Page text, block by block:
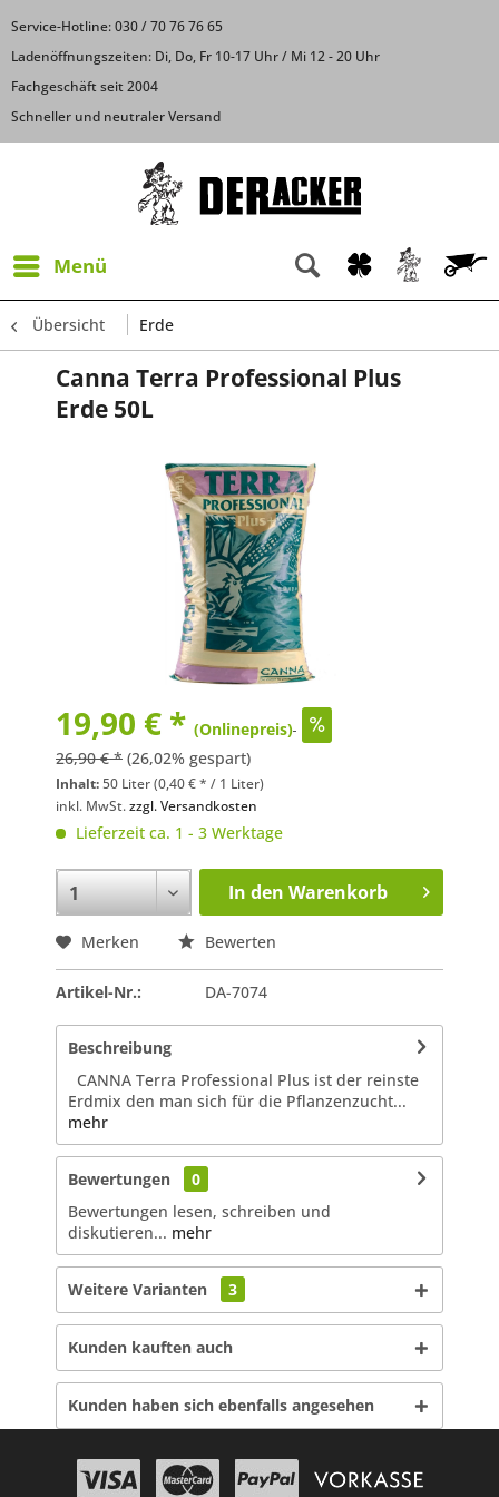
Service-Hotline: 030 / 70 76 76 65
Ladenöffnungszeiten: Di, Do, Fr 10-17 Uhr / Mi 12 - 20 Uhr
Fachgeschäft seit 2004
Schneller und neutraler Versand
Menü
Übersicht Erde
Canna Terra Professional Plus
Erde 50L
19,90 € * (Onlinepreis)
26,90 € * (26,02% gespart)
Inhalt:50 Liter (0,40 € * / 1 Liter)
inkl. MwSt.zzgl. Versandkosten
Lieferzeit ca. 1 - 3 Werktage
In den Warenkorb
Merken Bewerten
Artikel-Nr.: DA-7074
Beschreibung
CANNA Terra Professional Plus ist der reinste
Erdmix den man sich für die Pflanzenzucht...
mehr
Bewertungen
0
Bewertungen lesen, schreiben und
diskutieren... mehr
Weitere Varianten 3
Kunden kauften auch
Kunden haben sich ebenfalls angesehen